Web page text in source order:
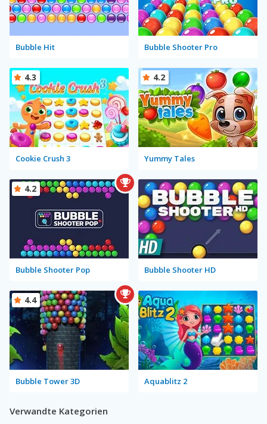
Bubble Hit Bubble Shooter Pro
Cookie Crush 3
4.3
Yummy Tales
4.2
Bubble Shooter Pop
4.2
Bubble Shooter HD
Bubble Tower 3D
4.4
Aquablitz 2
Verwandte Kategorien